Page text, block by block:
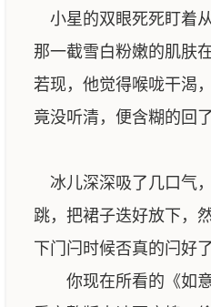
小星的双眼死死盯着
那一截雪白粉嫩的肌肤
若现，他觉得喉咙干渴
竟没听清，便含糊的回
冰儿深深吸了几口气
跳，把裙子迭好放下，
下门闩时候否真的闩好了
你现在所看的《如